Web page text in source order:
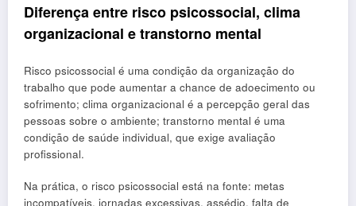
Diferença entre risco psicossocial, clima
organizacional e transtorno mental
Risco psicossocial é uma condição da organização do
trabalho que pode aumentar a chance de adoecimento ou
sofrimento; clima organizacional é a percepção geral das
pessoas sobre o ambiente; transtorno mental é uma
condição de saúde individual, que exige avaliação
profissional.
Na prática, o risco psicossocial está na fonte: metas
incompatíveis, jornadas excessivas, assédio, falta de